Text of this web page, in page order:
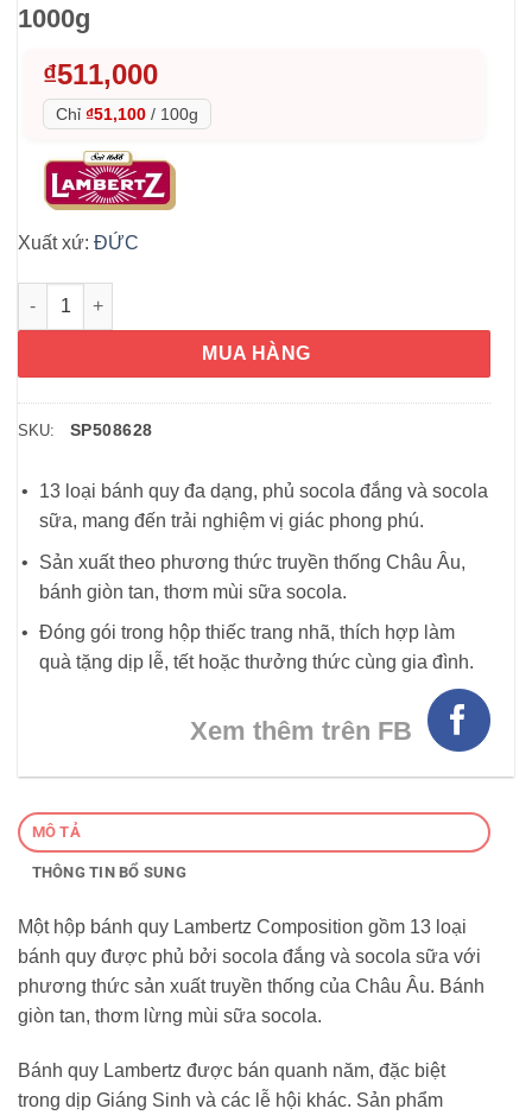
1000g
₫511,000
Chỉ ₫51,100 / 100g
Xuất xứ: ĐỨC
Bánh quy Lambertz Composition 1000g số lượng
MUA HÀNG
SKU: SP508628
13 loại bánh quy đa dạng, phủ socola đắng và socola
sữa, mang đến trải nghiệm vị giác phong phú.
Sản xuất theo phương thức truyền thống Châu Âu,
bánh giòn tan, thơm mùi sữa socola.
Đóng gói trong hộp thiếc trang nhã, thích hợp làm
quà tặng dịp lễ, tết hoặc thưởng thức cùng gia đình.
Xem thêm trên FB
MÔ TẢ
THÔNG TIN BỔ SUNG
Một hộp bánh quy Lambertz Composition gồm 13 loại
bánh quy được phủ bởi socola đắng và socola sữa với
phương thức sản xuất truyền thống của Châu Âu. Bánh
giòn tan, thơm lừng mùi sữa socola.
Bánh quy Lambertz được bán quanh năm, đặc biệt
trong dịp Giáng Sinh và các lễ hội khác. Sản phẩm